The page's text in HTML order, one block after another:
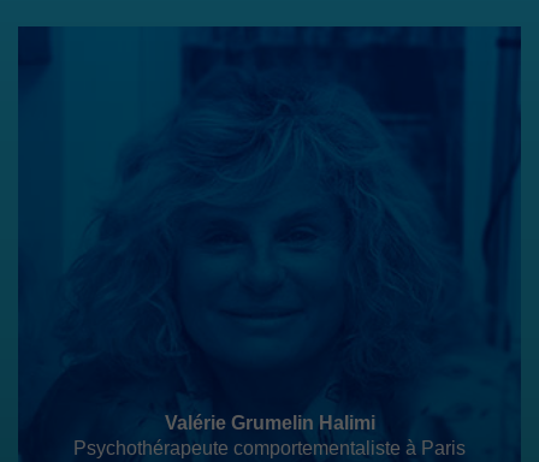
Valérie Grumelin Halimi
Psychothérapeute comportementaliste à Paris